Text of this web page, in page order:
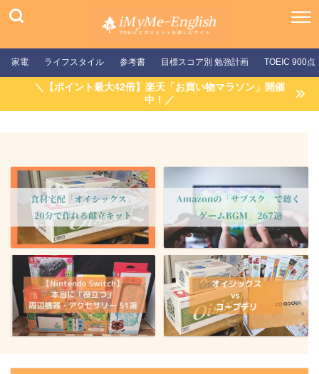
家電 ライフスタイル 参考書 目標スコア別 勉強計画 TOEIC 900点
＼【ポイント最大42倍】楽天「お買い物マラソン」開催
中！／